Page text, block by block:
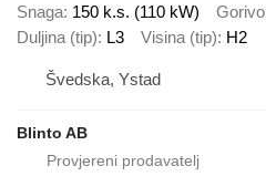
Snaga 150 k.s. (110 kW) Gorivo
Duljina (tip) L3 Visina (tip) H2
Švedska, Ystad
Blinto AB